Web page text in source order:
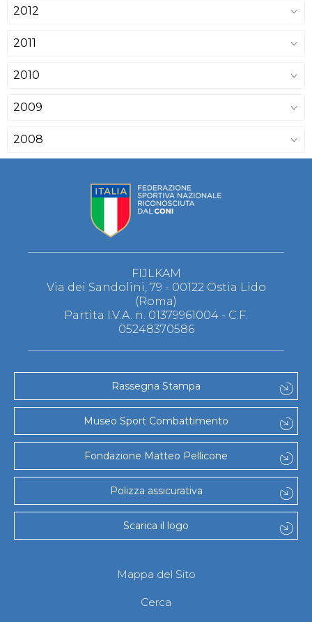
2012
2011
2010
2009
2008
FIJLKAM
Via dei Sandolini, 79 - 00122 Ostia Lido
(Roma)
Partita I.V.A. n. 01379961004 - C.F.
05248370586
Rassegna Stampa
Museo Sport Combattimento
Fondazione Matteo Pellicone
Polizza assicurativa
Scarica il logo
Mappa del Sito
Cerca